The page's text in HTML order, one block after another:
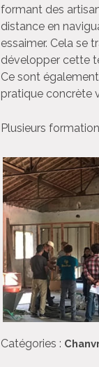
formant des
distance en
essaimer. Cela se
développer cette
Ce sont
pratique concrète
Plusieurs
Catégories :